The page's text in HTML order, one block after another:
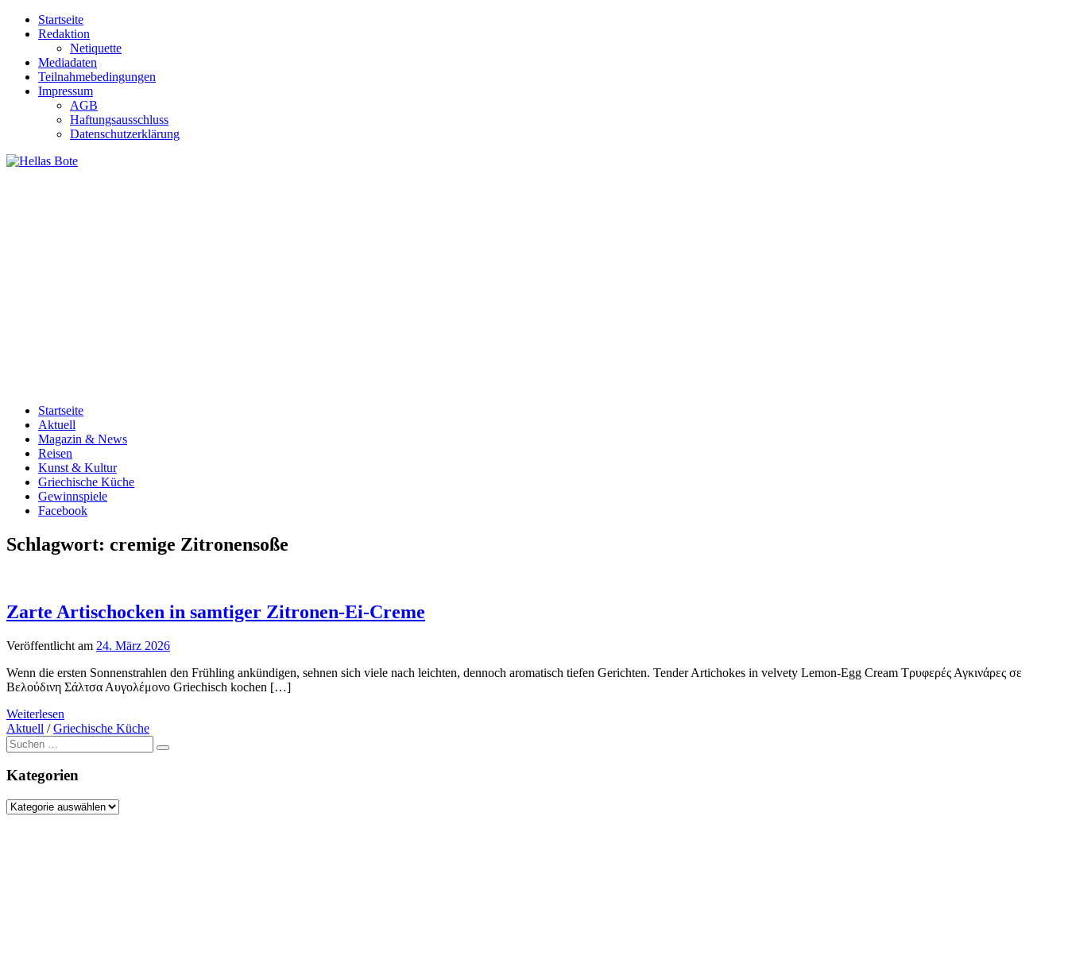
Zum
Inhalt
Startseite
Redaktion
Netiquette
Mediadaten
Teilnahmebedingungen
Impressum
AGB
Haftungsausschluss
Datenschutzerklärung
Startseite
Aktuell
Magazin & News
Reisen
Kunst & Kultur
Griechische Küche
Gewinnspiele
Facebook
Schlagwort: cremige Zitronensoße
Zarte Artischocken in samtiger Zitronen-Ei-Creme
Veröffentlicht am 24. März 2026
Wenn die ersten Sonnenstrahlen den Frühling ankündigen, sehnen sich viele nach leichten, dennoch aromatisch tiefen Gerichten. Tender Artichokes in velvety Lemon-Egg Cream Τρυφερές Αγκινάρες σε
Βελούδινη Σάλτσα Αυγολέμονο Griechisch kochen […]
Weiterlesen
Aktuell /Griechische Küche
Suche
nach:
Kategorien
Kategorien